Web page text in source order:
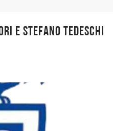
e Stefano Tedeschi